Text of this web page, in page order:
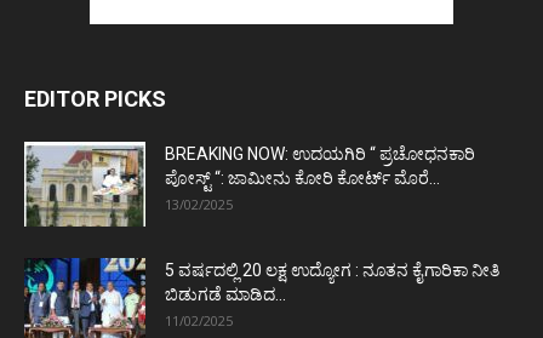
EDITOR PICKS
BREAKING NOW: ಉದಯಗಿರಿ “ ಪ್ರಚೋಧನಕಾರಿ
ಪೋಸ್ಟ್‌ “: ಜಾಮೀನು ಕೋರಿ ಕೋರ್ಟ್‌ ಮೊರೆ...
13/02/2025
5 ವರ್ಷದಲ್ಲಿ 20 ಲಕ್ಷ ಉದ್ಯೋಗ : ನೂತನ ಕೈಗಾರಿಕಾ ನೀತಿ
ಬಿಡುಗಡೆ ಮಾಡಿದ...
11/02/2025